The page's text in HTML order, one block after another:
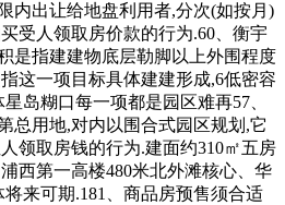
内出让给地盘利用者,分次(如按月)
受人领取房价款的行为.60、衡宇
是指建建物底层勒脚以上外围程度
这一项目标具体建建形成,6低密容
岛糊口每一项都是园区难再57、
总用地,对内以围合式园区规划,它
领取房钱的行为.建面约310㎡五房
西第⼀高楼480⽶北外滩核心、华
来可期.181、商品房预售须合适